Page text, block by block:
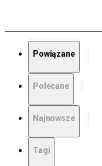
Powiązane
Polecane
Najnowsze
Tagi